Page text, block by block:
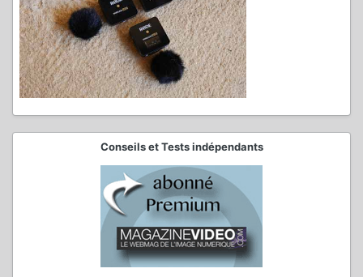
Conseils et Tests indépendants